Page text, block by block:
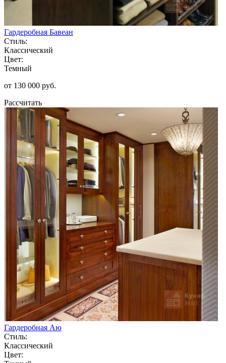
Гардеробная Бавеан
Стиль:
Классический
Цвет:
Темный
от 130 000 руб.
Рассчитать
Гардеробная Аю
Стиль:
Классический
Цвет: